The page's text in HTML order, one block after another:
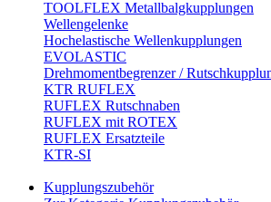
TOOLFLEX Metallbalgkupplungen
Wellengelenke
Hochelastische Wellenkupplungen
EVOLASTIC
Drehmomentbegrenzer /
KTR RUFLEX
RUFLEX Rutschnaben
RUFLEX mit ROTEX
RUFLEX Ersatzteile
KTR-SI
Kupplungszubehör